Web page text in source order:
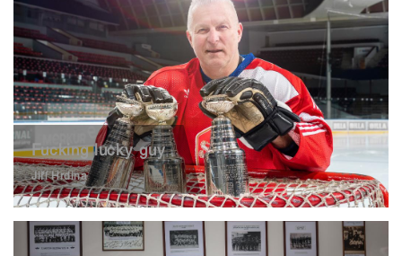
Fucking lucky guy
Jiří Hrdina